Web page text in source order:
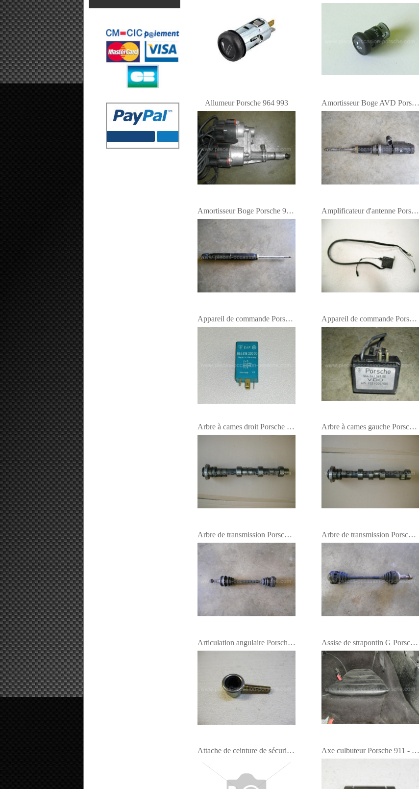
Allumeur Porsche 964 993 Amortisseur Boge AVD Porsche 964
Amortisseur Boge Porsche 964 turbo - NEUF Amplificateur d'antenne Porsche 964 et 993
Appareil de commande Porsche Appareil de commande Porsche 964
Arbre à cames droit Porsche 964 Arbre à cames gauche Porsche 964
Arbre de transmission Porsche 964 Arbre de transmission Porsche 964 carrera 4
Articulation angulaire Porsche - NEUF Assise de strapontin G Porsche 964
Attache de ceinture de sécurité Porsche Axe culbuteur Porsche 911 - NEUF